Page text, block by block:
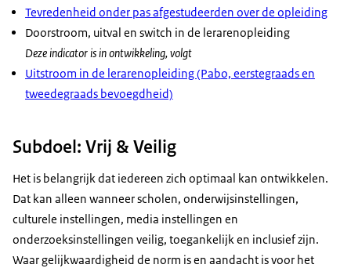
Tevredenheid onder pas afgestudeerden over de opleiding
Doorstroom, uitval en switch in de lerarenopleiding
Deze indicator is in ontwikkeling, volgt
Uitstroom in de lerarenopleiding (Pabo, eerstegraads en
tweedegraads bevoegdheid)
Subdoel: Vrij & Veilig
Het is belangrijk dat iedereen zich optimaal kan ontwikkelen.
Dat kan alleen wanneer scholen, onderwijsinstellingen,
culturele instellingen, media instellingen en
onderzoeksinstellingen veilig, toegankelijk en inclusief zijn.
Waar gelijkwaardigheid de norm is en aandacht is voor het